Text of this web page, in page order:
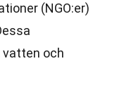
(NGO:er)
vatten och